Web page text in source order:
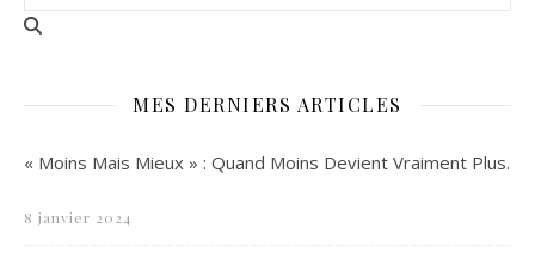
MES DERNIERS ARTICLES
« Moins Mais Mieux » : Quand Moins Devient Vraiment Plus.
8 janvier 2024